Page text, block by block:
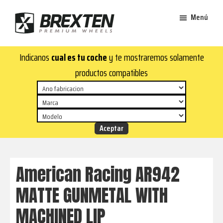
contenido
principal
de
página
Brexten
aluminio
premium
¡En
Brexten.com
encontrarás
aluminio
top!
y
estilo
para
tu
Menú
Indicanos cual es tu cochey te mostraremos solamente
productos compatibles
American Racing AR942
MATTE GUNMETAL WITH
MACHINED LIP